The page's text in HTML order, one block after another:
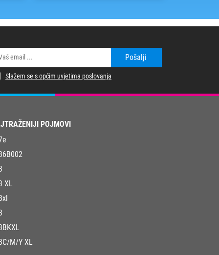
Pošalji
Slažem se s općim uvjetima poslovanja
POJMOVI
XL
M/Y XL